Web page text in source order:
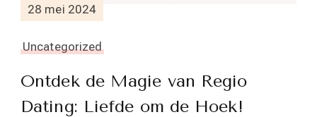
28 mei 2024
Uncategorized
Ontdek de Magie van Regio
Dating: Liefde om de Hoek!